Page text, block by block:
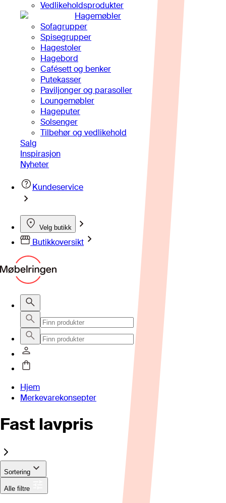
Vedlikeholdsprodukter
Hagemøbler
Sofagrupper
Spisegrupper
Hagestoler
Hagebord
Cafésett og benker
Putekasser
Paviljonger og parasoller
Loungemøbler
Hageputer
Solsenger
Tilbehør og vedlikehold
Salg
Inspirasjon
Nyheter
Kundeservice
Velg butikk
Butikkoversikt
Hjem
Merkevarekonsepter
Fast lavpris
Sortering
Alle filtre